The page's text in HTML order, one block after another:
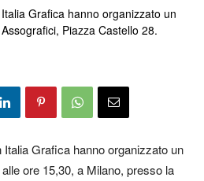
Grafica hanno organizzato un
Piazza Castello 28.
Grafica hanno organizzato un
ore 15,30, a Milano, presso la